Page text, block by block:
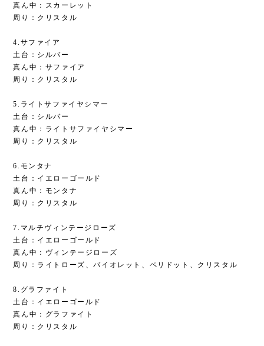
真ん中：スカーレット
周り：クリスタル
4.サファイア
土台：シルバー
真ん中：サファイア
周り：クリスタル
5.ライトサファイヤシマー
土台：シルバー
真ん中：ライトサファイヤシマー
周り：クリスタル
6.モンタナ
土台：イエローゴールド
真ん中：モンタナ
周り：クリスタル
7.マルチヴィンテージローズ
土台：イエローゴールド
真ん中：ヴィンテージローズ
周り：ライトローズ、バイオレット、ペリドット、クリスタル
8.グラファイト
土台：イエローゴールド
真ん中：グラファイト
周り：クリスタル